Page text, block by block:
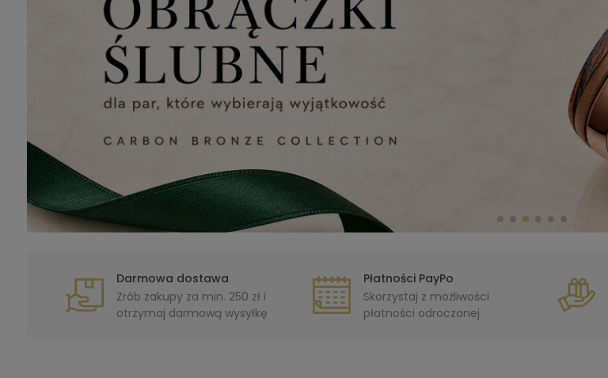
Darmowa dostawa
Zrób zakupy za min. 250 zł i
otrzymaj darmową wysyłkę
Płatności PayPo
Skorzystaj z możliwości
płatności odroczonej